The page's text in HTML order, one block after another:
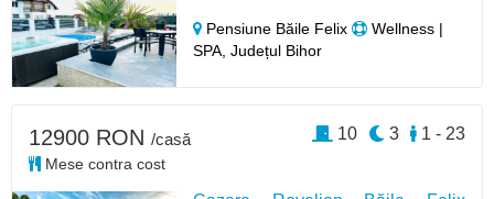
Pensiune Băile Felix
Wellness |
SPA, Județul Bihor
12900 RON /casă
Mese contra cost
1 - 23
3
10